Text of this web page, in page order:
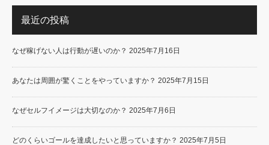
最近の投稿
なぜ稼げない人は行動が遅いのか？ 2025年7月16日
あなたは周囲が驚くことをやっていますか？ 2025年7月15日
なぜセルフイメージは大切なのか？ 2025年7月6日
どのくらいゴールを達成したいと思っていますか？ 2025年7月5日